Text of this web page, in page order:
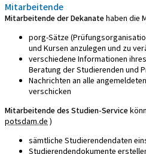
Mitarbeitende
Mitarbeitende der Dekanatehaben die
porg-Sätze
und Kursen anzulegen und zu
verschiedene Informationen
Beratung der Studierenden und
Nachrichten an alle
verschicken
Mitarbeitende des Studien-Service
potsdam.de)
sämtliche Studierendendaten
Studierendendokumente